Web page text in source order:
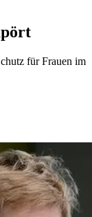
für Frauen im